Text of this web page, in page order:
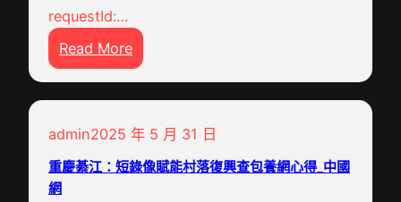
全
一
起
配
合
范
，
不
少
花
場
購
人
命
他
一
顆
1
1
0
0
只
雞
requestId:…
Read More:
【
先
進
admin2025 年 5 月 31 日
重慶綦江：短錄像賦能村落復興查包養網心得_中國
網